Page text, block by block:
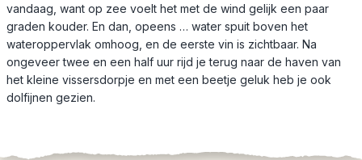
vandaag, want op zee voelt het met de wind gelijk een paar
graden kouder. En dan, opeens … water spuit boven het
wateroppervlak omhoog, en de eerste vin is zichtbaar. Na
ongeveer twee en een half uur rijd je terug naar de haven van
het kleine vissersdorpje en met een beetje geluk heb je ook
dolfijnen gezien.